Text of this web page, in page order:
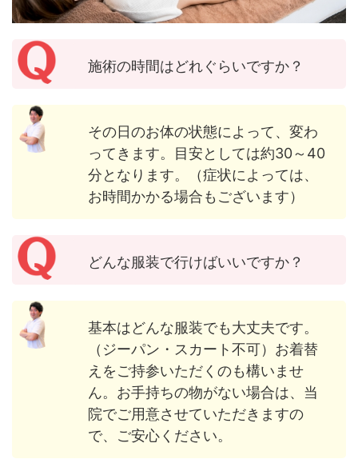
施術の時間はどれぐらいですか？
その日のお体の状態によって、変わ
ってきます。目安としては約30～40
分となります。（症状によっては、
お時間かかる場合もございます）
どんな服装で行けばいいですか？
基本はどんな服装でも大丈夫です。
（ジーパン・スカート不可）お着替
えをご持参いただくのも構いませ
ん。お手持ちの物がない場合は、当
院でご用意させていただきますの
で、ご安心ください。